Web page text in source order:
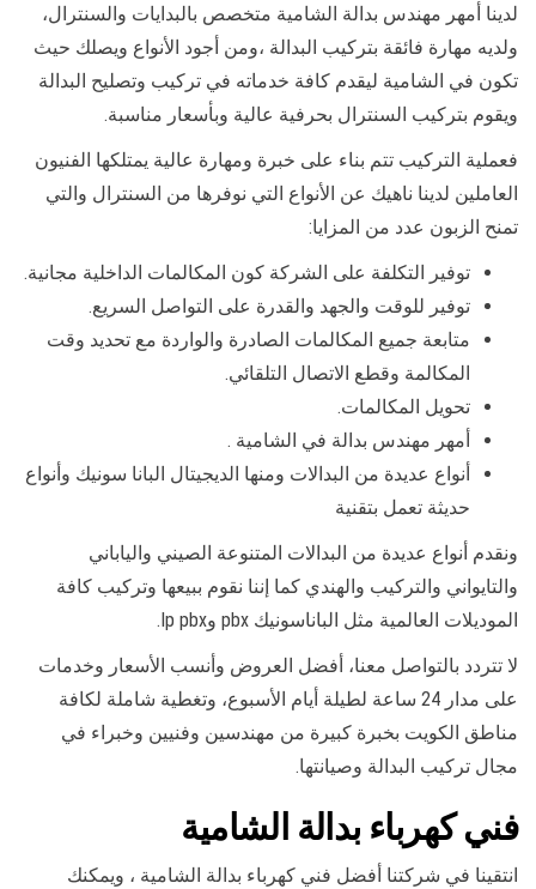
لدينا أمهر مهندس بدالة الشامية متخصص بالبدايات والسنترال،
ولديه مهارة فائقة بتركيب البدالة ،ومن أجود الأنواع ويصلك حيث
تكون في الشامية ليقدم كافة خدماته في تركيب وتصليح البدالة
ويقوم بتركيب السنترال بحرفية عالية وبأسعار مناسبة.
فعملية التركيب تتم بناء على خبرة ومهارة عالية يمتلكها الفنيون
العاملين لدينا ناهيك عن الأنواع التي نوفرها من السنترال والتي
تمنح الزبون عدد من المزايا:
توفير التكلفة على الشركة كون المكالمات الداخلية مجانية.
توفير للوقت والجهد والقدرة على التواصل السريع.
متابعة جميع المكالمات الصادرة والواردة مع تحديد وقت
المكالمة وقطع الاتصال التلقائي.
تحويل المكالمات.
أمهر مهندس بدالة في الشامية .
أنواع عديدة من البدالات ومنها الديجيتال البانا سونيك وأنواع
حديثة تعمل بتقنية
ونقدم أنواع عديدة من البدالات المتنوعة الصيني والياباني
والتايواني والتركيب والهندي كما إننا نقوم ببيعها وتركيب كافة
الموديلات العالمية مثل الباناسونيك pbx وIp pbx.
لا تتردد بالتواصل معنا، أفضل العروض وأنسب الأسعار وخدمات
على مدار 24 ساعة لطيلة أيام الأسبوع، وتغطية شاملة لكافة
مناطق الكويت بخبرة كبيرة من مهندسين وفنيين وخبراء في
مجال تركيب البدالة وصيانتها.
فني كهرباء بدالة الشامية
انتقينا في شركتنا أفضل فني كهرباء بدالة الشامية ، ويمكنك